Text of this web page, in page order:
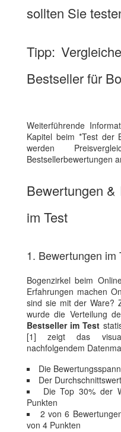
sollten Sie
Tipp:
Bestseller für
Weiterführende
Kapitel beim *Test der
werden
Bestsellerbewertungen
Bewertungen
im Test
1. Bewertungen im
Bogenzirkel beim
Erfahrungen machen
sind sie mit der Ware?
wurde die Verteilung
Bestseller im Test
[1] zeigt das
nachfolgendem
Die
Der
Die Top 30% der
Punkten
2 von 6
von 4 Punkten